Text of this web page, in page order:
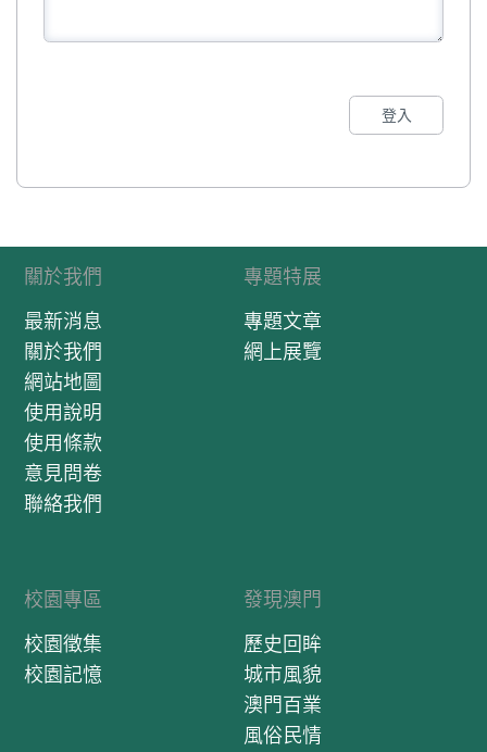
登入
關於我們
最新消息
關於我們
網站地圖
使用說明
使用條款
意見問卷
聯絡我們
專題特展
專題文章
網上展覽
校園專區
校園徵集
校園記憶
發現澳門
歷史回眸
城市風貌
澳門百業
風俗民情